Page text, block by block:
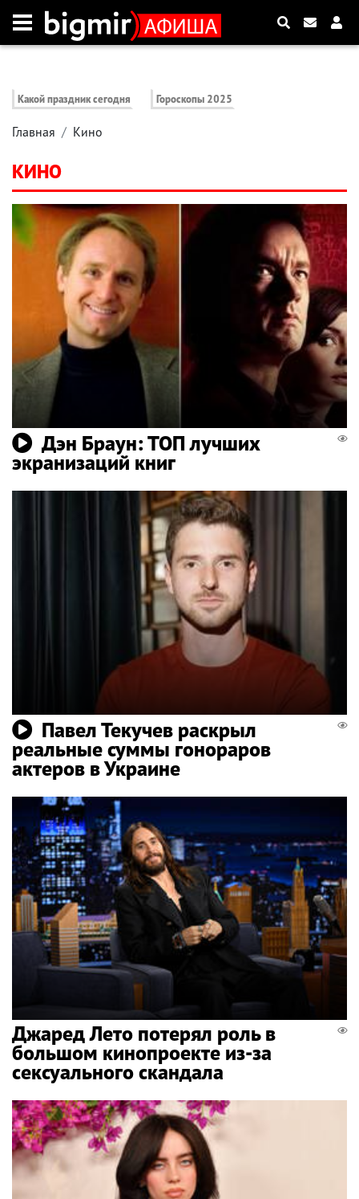
Какой праздник сегодня Гороскопы 2025
Главная Кино
КИНО
Дэн Браун: ТОП лучших
экранизаций книг
Павел Текучев раскрыл
реальные суммы гонораров
актеров в Украине
Джаред Лето потерял роль в
большом кинопроекте из-за
сексуального скандала